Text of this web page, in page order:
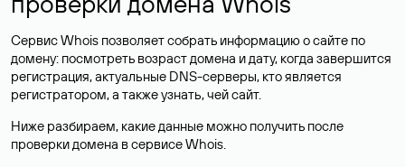
Сервис Whois позволяет собрать информацию о сайте по
домену: посмотреть возраст домена и дату, когда завершится
регистрация, актуальные DNS-серверы, кто является
регистратором, а также узнать, чей сайт.
Ниже разбираем, какие данные можно получить после
проверки домена в сервисе Whois.